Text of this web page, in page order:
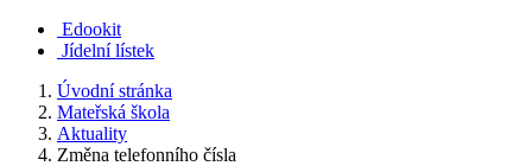
Edookit
Jídelní lístek
Úvodní stránka
Mateřská škola
Aktuality
Změna telefonního čísla